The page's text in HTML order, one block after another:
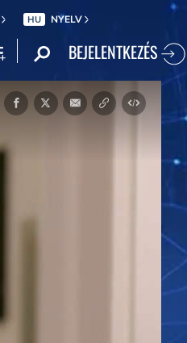
HU NYELV
BEJELENTKEZÉS